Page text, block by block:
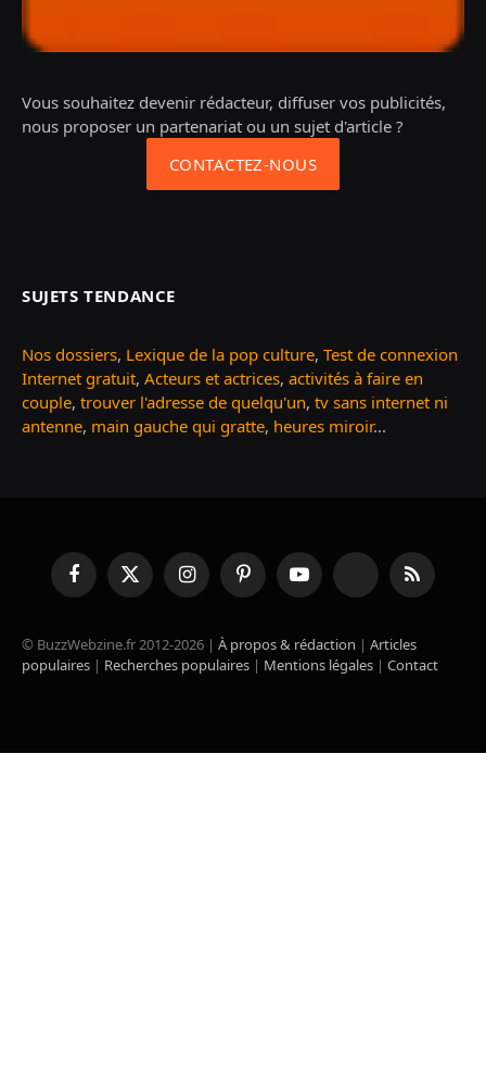
Vous souhaitez devenir rédacteur, diffuser vos publicités,
nous proposer un partenariat ou un sujet d'article ?
CONTACTEZ-NOUS
SUJETS TENDANCE
Nos dossiers, Lexique de la pop culture, Test de connexion
Internet gratuit, Acteurs et actrices, activités à faire en
couple, trouver l'adresse de quelqu'un, tv sans internet ni
antenne, main gauche qui gratte, heures miroir...
FacebookX
(Twitter)
InstagramPinterestYouTube TikTok RSS
© BuzzWebzine.fr 2012-2026 | À propos & rédaction | Articles
populaires | Recherches populaires | Mentions légales | Contact